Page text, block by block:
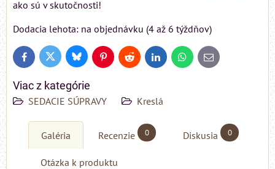
ako sú v skutočnosti!
Dodacia lehota: na objednávku (4 až 6 týždňov)
FacebookTwitter BlueskyPinterestReddit LinkedInWhatsApp
E-
mail
Viac z kategórie
SEDACIE SÚPRAVY Kreslá
Galéria Recenzie 0 Diskusia 0
Otázka k produktu